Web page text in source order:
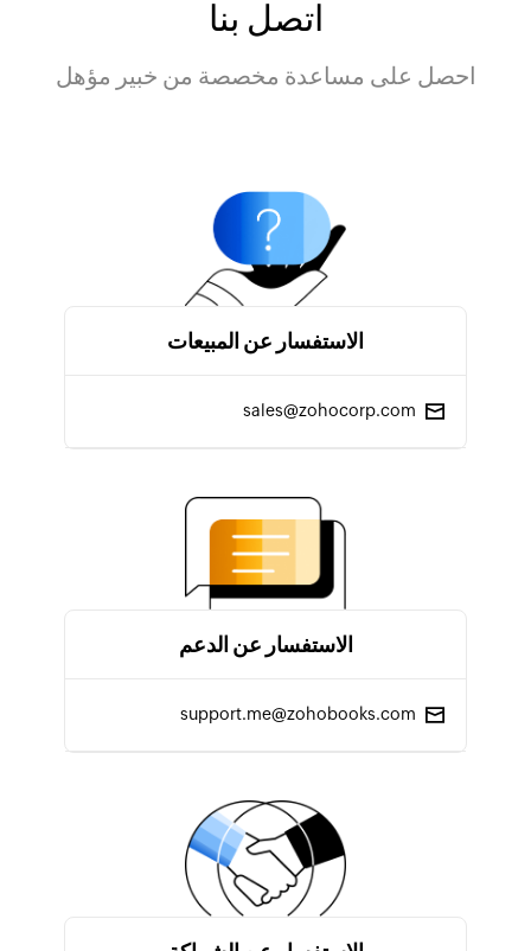
اتصل بنا
احصل على مساعدة مخصصة من خبير مؤهل
الاستفسار عن المبيعات
sales@zohocorp.com
الاستفسار عن الدعم
support.me@zohobooks.com